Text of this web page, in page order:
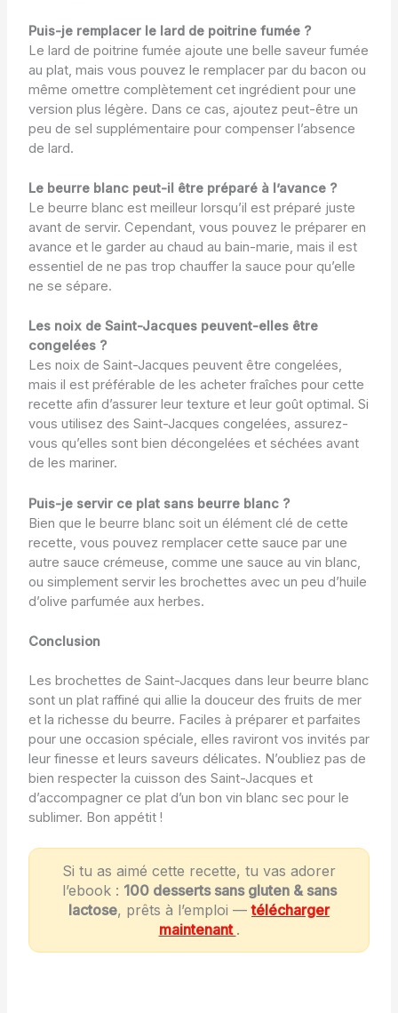
Puis-je remplacer le lard de poitrine fumée ?
Le lard de poitrine fumée ajoute une belle saveur fumée
au plat, mais vous pouvez le remplacer par du bacon ou
même omettre complètement cet ingrédient pour une
version plus légère. Dans ce cas, ajoutez peut-être un
peu de sel supplémentaire pour compenser l’absence
de lard.
Le beurre blanc peut-il être préparé à l’avance ?
Le beurre blanc est meilleur lorsqu’il est préparé juste
avant de servir. Cependant, vous pouvez le préparer en
avance et le garder au chaud au bain-marie, mais il est
essentiel de ne pas trop chauffer la sauce pour qu’elle
ne se sépare.
Les noix de Saint-Jacques peuvent-elles être
congelées ?
Les noix de Saint-Jacques peuvent être congelées,
mais il est préférable de les acheter fraîches pour cette
recette afin d’assurer leur texture et leur goût optimal. Si
vous utilisez des Saint-Jacques congelées, assurez-
vous qu’elles sont bien décongelées et séchées avant
de les mariner.
Puis-je servir ce plat sans beurre blanc ?
Bien que le beurre blanc soit un élément clé de cette
recette, vous pouvez remplacer cette sauce par une
autre sauce crémeuse, comme une sauce au vin blanc,
ou simplement servir les brochettes avec un peu d’huile
d’olive parfumée aux herbes.
Conclusion
Les brochettes de Saint-Jacques dans leur beurre blanc
sont un plat raffiné qui allie la douceur des fruits de mer
et la richesse du beurre. Faciles à préparer et parfaites
pour une occasion spéciale, elles raviront vos invités par
leur finesse et leurs saveurs délicates. N’oubliez pas de
bien respecter la cuisson des Saint-Jacques et
d’accompagner ce plat d’un bon vin blanc sec pour le
sublimer. Bon appétit !
Si tu as aimé cette recette, tu vas adorer
l’ebook : 100 desserts sans gluten & sans
lactose, prêts à l’emploi —télécharger
maintenant .